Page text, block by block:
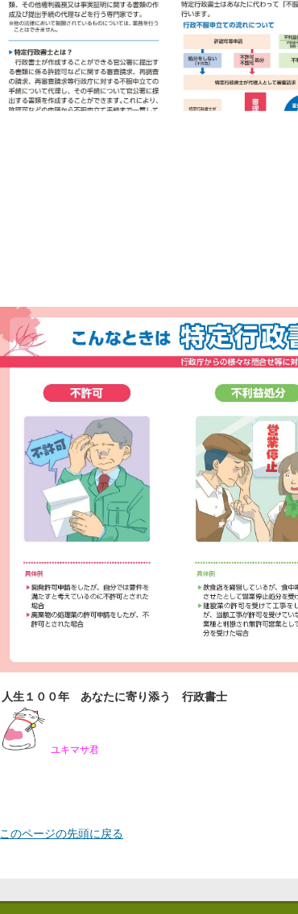
人生１００年 あなたに寄り添う 行政書士
ユキマサ君
このページの先頭に戻る